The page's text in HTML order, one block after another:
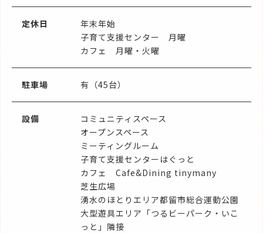
定休日
年末年始
子育て支援センター 月曜
カフェ 月曜・火曜
駐車場 有（45台）
設備
コミュニティスペース
オープンスペース
ミーティングルーム
子育て支援センターはぐっと
カフェ Cafe&Dining tinymany
芝生広場
湧水のほとりエリア都留市総合運動公園
大型遊具エリア「つるビーパーク・いこ
っと」隣接